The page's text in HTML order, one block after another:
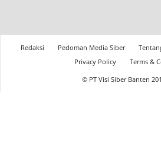
Redaksi Pedoman Media Siber
Privacy Policy
Terms &
© PT Visi Siber Banten